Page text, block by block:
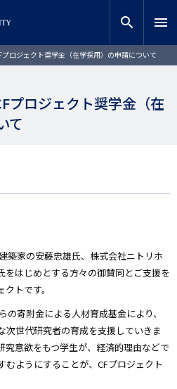
索
検索
search menu
ロジェクト奨学金（在学採用）の申請について
プロジェクト奨学金（在
て
築家の安藤忠雄氏、株式会社ニトリホ
をはじめとする方々の御賛同とご支援を
トです。
寄附金による人材育成基金により、
次世代研究者の育成を支援していきま
究意欲をもつ学生が、経済的理由などで
ようにすることが、CFプロジェクト